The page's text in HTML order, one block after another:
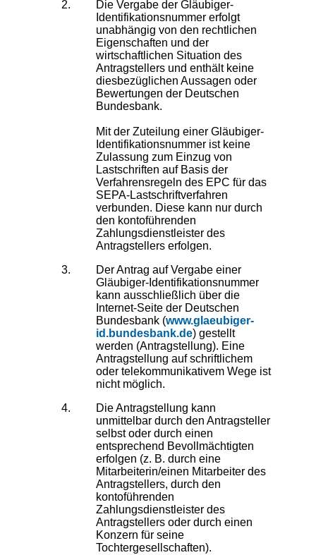
Die Vergabe der Gläubiger-
Identifikationsnummer erfolgt
unabhängig von den rechtlichen
Eigenschaften und der
wirtschaftlichen Situation des
Antragstellers und enthält keine
diesbezüglichen Aussagen oder
Bewertungen der Deutschen
Bundesbank.
Mit der Zuteilung einer Gläubiger-
Identifikationsnummer ist keine
Zulassung zum Einzug von
Lastschriften auf Basis der
Verfahrensregeln des EPC für das
SEPA-Lastschriftverfahren
verbunden. Diese kann nur durch
den kontoführenden
Zahlungsdienstleister des
Antragstellers erfolgen.
Der Antrag auf Vergabe einer
Gläubiger-Identifikationsnummer
kann ausschließlich über die
Internet-Seite der Deutschen
Bundesbank (www.glaeubiger-
id.bundesbank.de) gestellt
werden (Antragstellung). Eine
Antragstellung auf schriftlichem
oder telekommunikativem Wege ist
nicht möglich.
Die Antragstellung kann
unmittelbar durch den Antragsteller
selbst oder durch einen
entsprechend Bevollmächtigten
erfolgen (z. B. durch eine
Mitarbeiterin/einen Mitarbeiter des
Antragstellers, durch den
kontoführenden
Zahlungsdienstleister des
Antragstellers oder durch einen
Konzern für seine
Tochtergesellschaften).